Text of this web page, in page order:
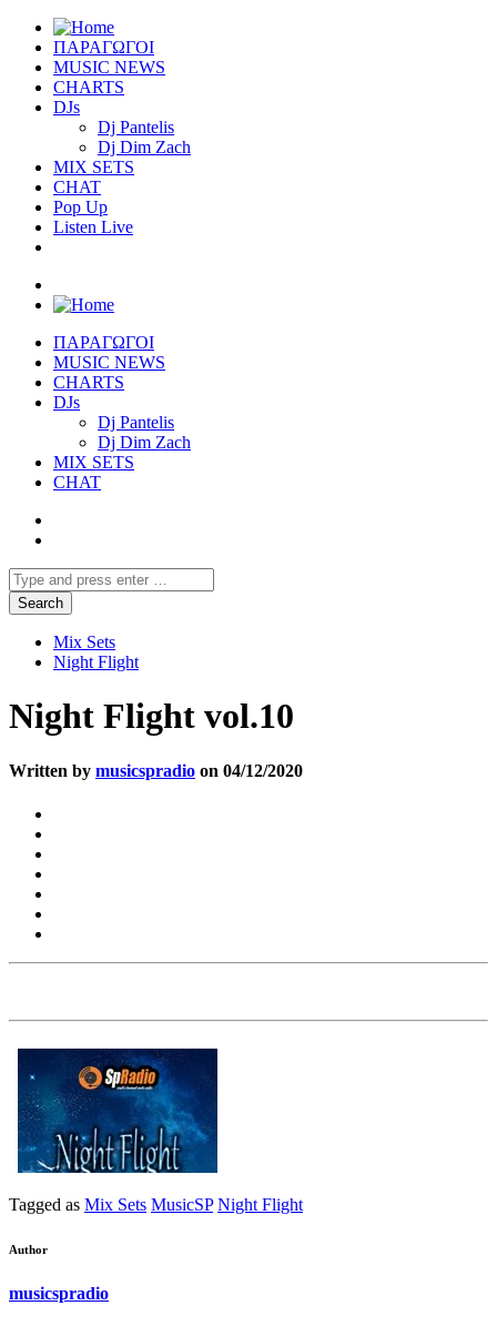
ΠΑΡΑΓΩΓΟΙ
MUSIC NEWS
CHARTS
DJs
Dj Pantelis
Dj Dim Zach
MIX SETS
CHAT
Pop Up
Listen Live
ΠΑΡΑΓΩΓΟΙ
MUSIC NEWS
CHARTS
DJs
Dj Pantelis
Dj Dim Zach
MIX SETS
CHAT
Mix Sets
Night Flight
Night Flight vol.10
Written by musicspradio on 04/12/2020
Tagged as Mix Sets MusicSP Night Flight
Author
musicspradio